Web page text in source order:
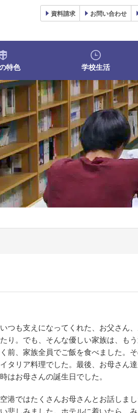
資料請求 お問い合わせ
特色 学校生活
つも支えになってくれた、お父さん
り。でも、そんな優しい家族は、も
前、家族全員でご飯を食べました。
タリア料理でした。最後、お母さん
はお母さんの誕生日でした。
港ではたくさんお母さんとお話しま
悲しみました。ホテルに着いたら、